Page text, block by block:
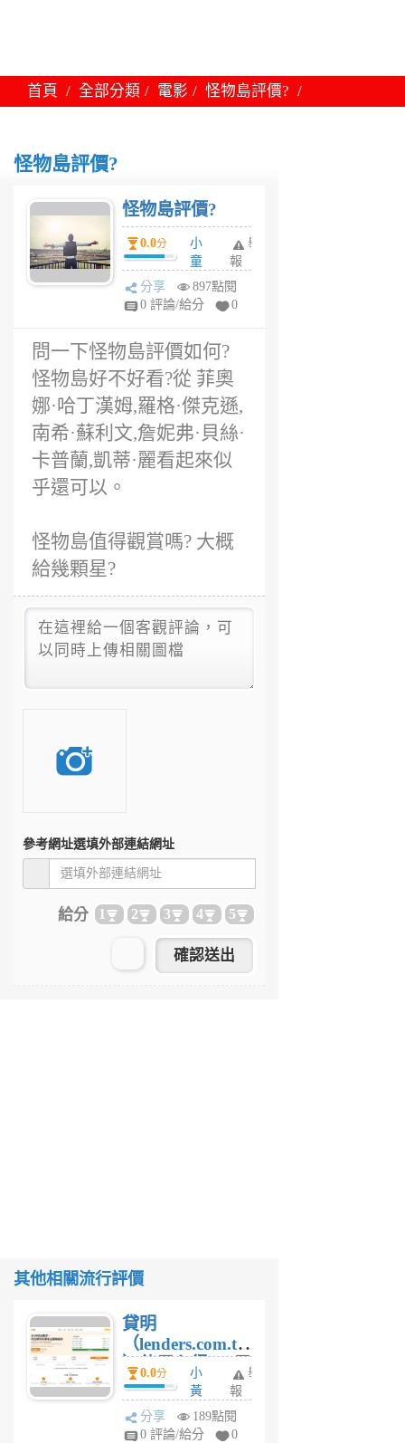
首頁 全部分類 電影 怪物島評價?
怪物島評價?
怪物島評價?
0.0分
小
童
6
年
舉
報
分享
897點閱
0 評論/給分
0
問一下怪物島評價如何?
怪物島好不好看?從 菲奧
娜·哈丁漢姆,羅格·傑克遜,
南希·蘇利文,詹妮弗·貝絲·
卡普蘭,凱蒂·麗看起來似
乎還可以。
怪物島值得觀賞嗎? 大概
給幾顆星?
參考網址選填外部連結網址
給分 1 2 3 4 5
其他相關流行評價
貸明
（lenders.com.tw
）使用心得 — 民
間貸款比較平台
體驗
0.0分
小
黃
蜂
1
舉
報
分享
189點閱
0 評論/給分
0